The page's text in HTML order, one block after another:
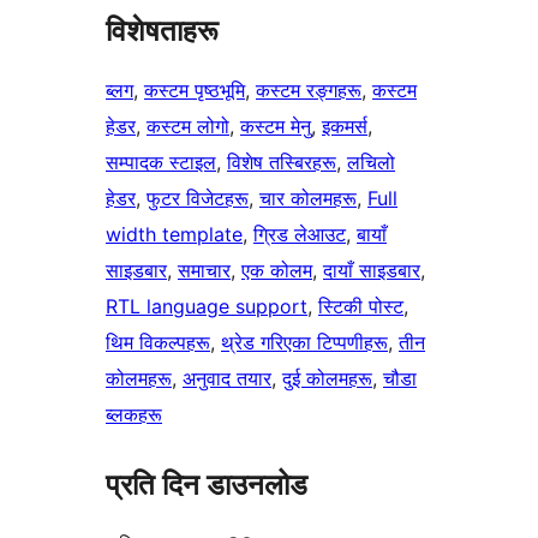
विशेषताहरू
ब्लग, कस्टम पृष्ठभूमि, कस्टम रङ्गहरू, कस्टम
हेडर, कस्टम लोगो, कस्टम मेनु, इकमर्स
सम्पादक स्टाइल, विशेष तस्बिरहरू, लचिलो
हेडर, फुटर विजेटहरू, चार कोलमहरू, Full
width template, ग्रिड लेआउट, बायाँ
साइडबार, समाचार, एक कोलम, दायाँ साइडबार
RTL language support, स्टिकी पोस्ट
थिम विकल्पहरू, थ्रेड गरिएका टिप्पणीहरू, तीन
कोलमहरू, अनुवाद तयार, दुई कोलमहरू, चौडा
ब्लकहरू
प्रति दिन डाउनलोड